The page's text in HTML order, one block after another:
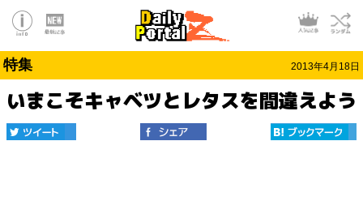
特集 2013年4月18日
いまこそキャベツとレタスを間違えよう